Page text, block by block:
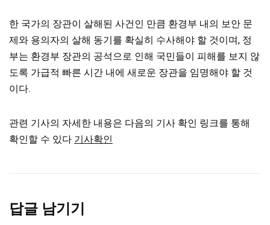
한 국가의 장관이 살해된 사건인 만큼 환경부 내의 보안 문
제와 용의자의 살해 동기를 확실히 수사해야 할 것이며, 정
부는 환경부 장관의 공석으로 인해 국민들이 피해를 보지 않
도록 가급적 빠른 시간 내에 새로운 장관을 임명해야 할 것
이다.
관련 기사의 자세한 내용은 다음의 기사 확인 링크를 통해
확인할 수 있다 기사확인
답글 남기기